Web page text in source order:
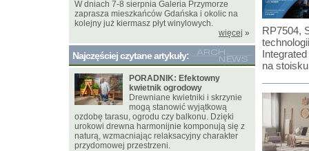
RP7504,
na
W dniach 7-8 sierpnia Galeria Przymorze
zaprasza mieszkańców Gdańska i okolic na
kolejny już kiermasz płyt winylowych.
więcej »
Najczęściej czytane artykuły:
PORADNIK: Efektowny
kwietnik ogrodowy
Drewniane kwietniki i skrzynie
mogą stanowić wyjątkową
ozdobę tarasu, ogrodu czy balkonu. Dzięki
urokowi drewna harmonijnie komponują się z
naturą, wzmacniając relaksacyjny charakter
przydomowej przestrzeni.